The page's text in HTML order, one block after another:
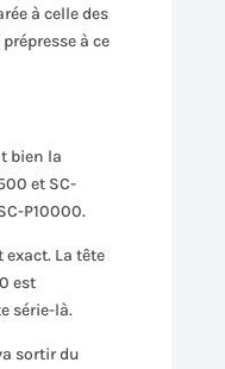
à celle des
à ce
bien la
et SC-
P10000.
exact. La tête
est
série-là.
sortir du